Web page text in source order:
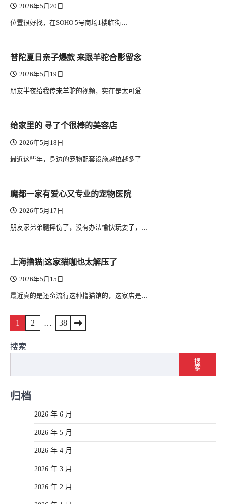
2026年5月20日
位置很好找，在SOHO 5号商场1楼临街…
普陀夏日亲子爆款 来跟羊驼合影留念
2026年5月19日
朋友半夜给我传来羊驼的视频，实在是太可爱…
给家里的 寻了个很棒的美容店
2026年5月18日
最近这些年，身边的宠物配套设施越拉越多了…
魔都一家有爱心又专业的宠物医院
2026年5月17日
朋友家弟弟腿摔伤了，没有办法愉快玩耍了，…
上海撸猫|这家猫咖也太解压了
2026年5月15日
最近真的是还蛮流行这种撸猫馆的，这家店是…
文
导
1 2 … 38
搜索
搜
索
归档
2026 年 6 月
2026 年 5 月
2026 年 4 月
2026 年 3 月
2026 年 2 月